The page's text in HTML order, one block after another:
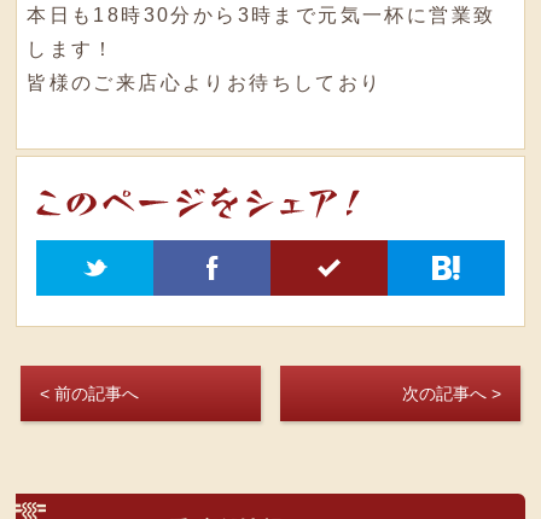
本日も18時30分から3時まで元気一杯に営業致
します！
皆様のご来店心よりお待ちしており
t f 5 h
< 前の記事へ 次の記事へ >